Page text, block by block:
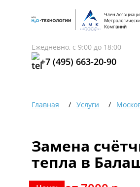
Ежедневно, с 9:00 до 18:00
+7 (495) 663-20-90
Главная Услуги
Замена
тепла в